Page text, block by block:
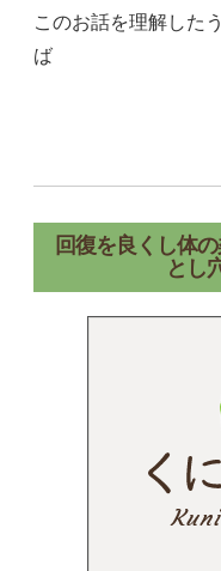
このお話を理解した
ば
回復を良くし体
とし